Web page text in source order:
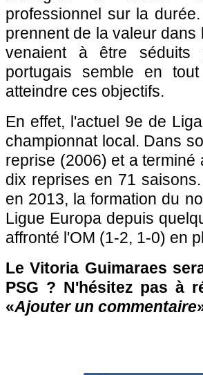
professionnel sur la
prennent de la valeur
venaient à être séduits
portugais semble en
atteindre ces objectifs.
En effet, l'actuel 9e de
championnat local. Dans
reprise (2006) et a
dix reprises en 71
en 2013, la formation du
Ligue Europa depuis
affronté l'OM (1-2, 1-0) en
Le Vitoria Guimaraes
PSG ? N'hésitez pas à
«Ajouter un commentaire